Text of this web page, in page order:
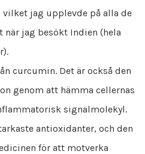
jag upplevde på alla de
jag besökt Indien (hela
curcumin. Det är också den
genom att hämma cellernas
signalmolekyl.
antioxidanter, och den
för att motverka